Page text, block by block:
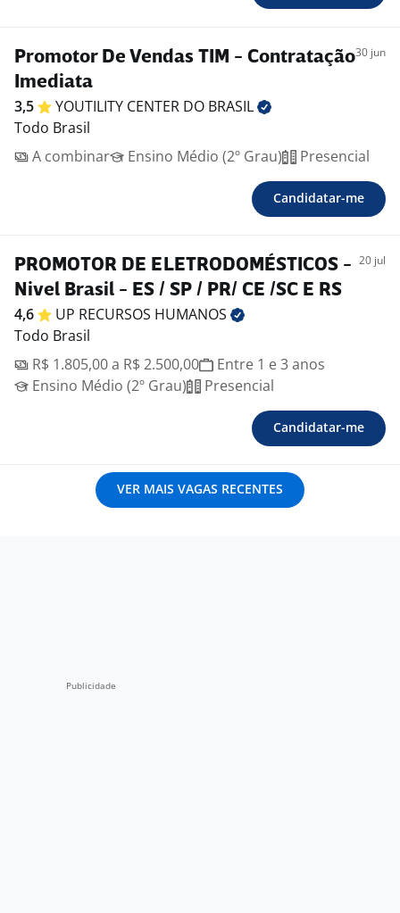
Promotor De Vendas TIM - Contratação
Imediata
30 jun
3,5 YOUTILITY CENTER DO BRASIL
Todo Brasil
A combinar
Ensino Médio (2º Grau) Presencial
Candidatar-me
PROMOTOR DE ELETRODOMÉSTICOS -
Nivel Brasil - ES / SP / PR/ CE /SC E RS
20 jul
4,6 UP RECURSOS HUMANOS
Todo Brasil
R$ 1.805,00 a R$ 2.500,00
Entre 1 e 3 anos
Ensino Médio (2º Grau)
Presencial
Candidatar-me
VER MAIS VAGAS RECENTES